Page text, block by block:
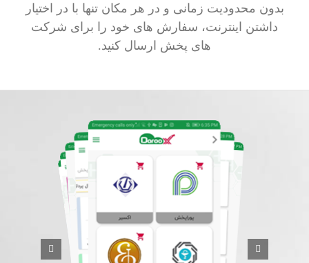
بدون محدودیت زمانی و در هر مکان تنها با در اختیار
داشتن اینترنت، سفارش های خود را برای شرکت
های پخش ارسال کنید.